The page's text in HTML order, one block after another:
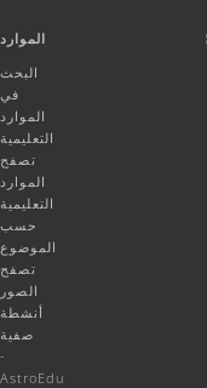
الموارد
البحث
في
الموارد
التعليمية
تصفح
الموارد
التعليمية
حسب
الموضوع
تصفح
الصور
أنشطة
صفية
-
AstroEdu